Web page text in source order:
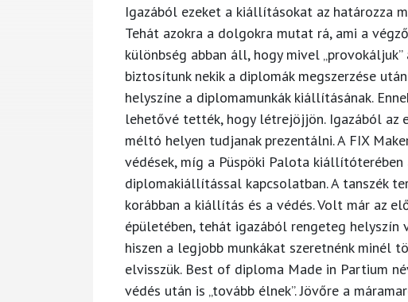
Igazából ezeket a kiállításokat az határozza
Tehát azokra a dolgokra mutat rá, ami a
különbség abban áll, hogy mivel
biztosítunk nekik a diplomák megszerzése
helyszíne a diplomamunkák kiállításának.
lehetővé tették, hogy létrejöjjön. Igazából az
méltó helyen tudjanak prezentálni. A FIX
védések, míg a Püspöki Palota
diplomakiállítással kapcsolatban. A tanszék
korábban a kiállítás és a védés. Volt már az
épületében, tehát igazából rengeteg
hiszen a legjobb munkákat szeretnénk minél
elvisszük. Best of diploma Made in Partium
védés után is „tovább élnek”. Jövőre a